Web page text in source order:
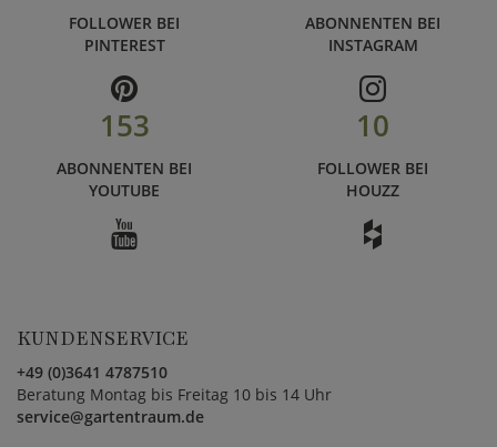
FOLLOWER BEI
PINTEREST
ABONNENTEN BEI
INSTAGRAM
153
ABONNENTEN BEI
YOUTUBE
10
FOLLOWER BEI
HOUZZ
KUNDENSERVICE
+49 (0)3641 4787510
Beratung Montag bis Freitag 10 bis 14 Uhr
service@gartentraum.de